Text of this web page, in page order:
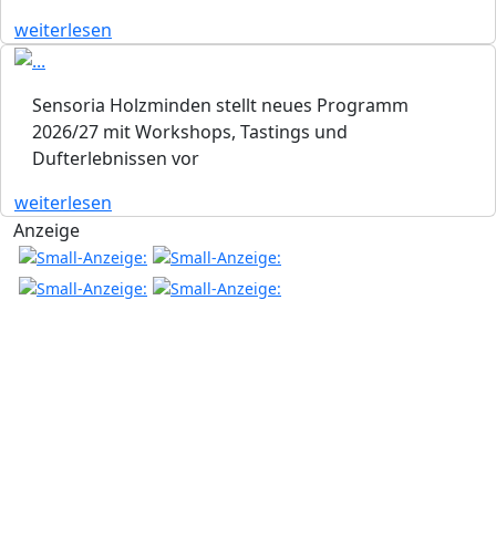
weiterlesen
Sensoria Holzminden stellt neues Programm
2026/27 mit Workshops, Tastings und
Dufterlebnissen vor
weiterlesen
Anzeige